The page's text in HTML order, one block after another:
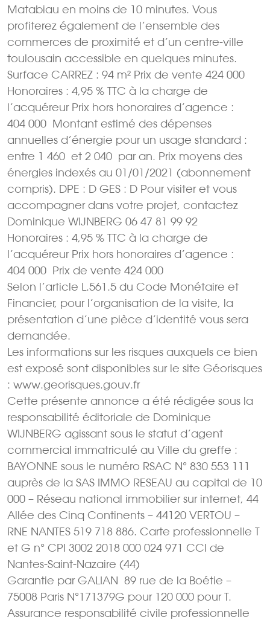
Matabiau en moins de 10 minutes. Vous
profiterez également de l’ensemble des
commerces de proximité et d’un centre-ville
toulousain accessible en quelques minutes.
Surface CARREZ : 94 m² Prix de vente 424 000 
Honoraires : 4,95 % TTC à la charge de
l’acquéreur Prix hors honoraires d’agence :
404 000  Montant estimé des dépenses
annuelles d’énergie pour un usage standard :
entre 1 460  et 2 040  par an. Prix moyens des
énergies indexés au 01/01/2021 (abonnement
compris). DPE : D GES : D Pour visiter et vous
accompagner dans votre projet, contactez
Dominique WIJNBERG 06 47 81 99 92
Honoraires : 4,95 % TTC à la charge de
l’acquéreur Prix hors honoraires d’agence :
404 000  Prix de vente 424 000 
Selon l’article L.561.5 du Code Monétaire et
Financier, pour l’organisation de la visite, la
présentation d’une pièce d’identité vous sera
demandée.
Les informations sur les risques auxquels ce bien
est exposé sont disponibles sur le site Géorisques
: www.georisques.gouv.fr
Cette présente annonce a été rédigée sous la
responsabilité éditoriale de Dominique
WIJNBERG agissant sous le statut d’agent
commercial immatriculé au Ville du greffe :
BAYONNE sous le numéro RSAC N° 830 553 111
auprès de la SAS IMMO RESEAU au capital de 10
000 – Réseau national immobilier sur internet, 44
Allée des Cinq Continents – 44120 VERTOU –
RNE NANTES 519 718 886. Carte professionnelle T
et G n° CPI 3002 2018 000 024 971 CCI de
Nantes-Saint-Nazaire (44)
Garantie par GALIAN  89 rue de la Boétie –
75008 Paris N°171379G pour 120 000 pour T.
Assurance responsabilité civile professionnelle